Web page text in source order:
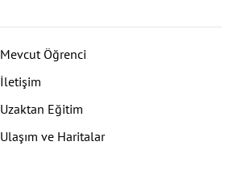
Mevcut Öğrenci
İletişim
Uzaktan Eğitim
Ulaşım ve Haritalar